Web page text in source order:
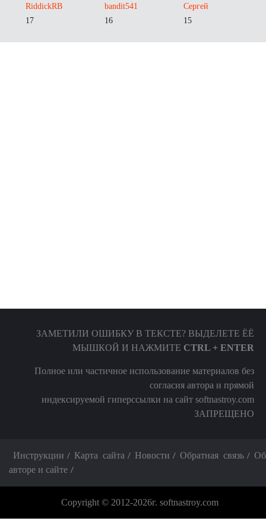
RiddickRB
17
bandit541
16
Сергей
15
ЗАМЕТИЛИ ОШИБКУ В ТЕКСТЕ? ВЫДЕЛЕТЕ ЁЁ
МЫШКОЙ И НАЖМИТЕ CTRL + ENTER
Полное или частичное использование материалов без
согласия автора и прямой
индексируемой гиперссылки на сайт softnastroy.com
ЗАПРЕЩЕНО
Инструкции Карта сайта Новости Обратная связь
Об
авторе и сайте
Copyright © 2012-2026г. softnastroy.com